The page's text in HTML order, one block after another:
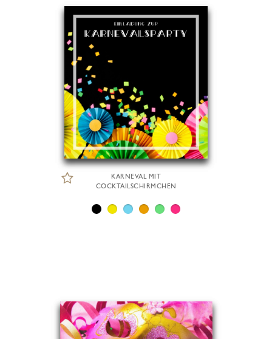
KARNEVAL MIT
COCKTAILSCHIRMCHEN